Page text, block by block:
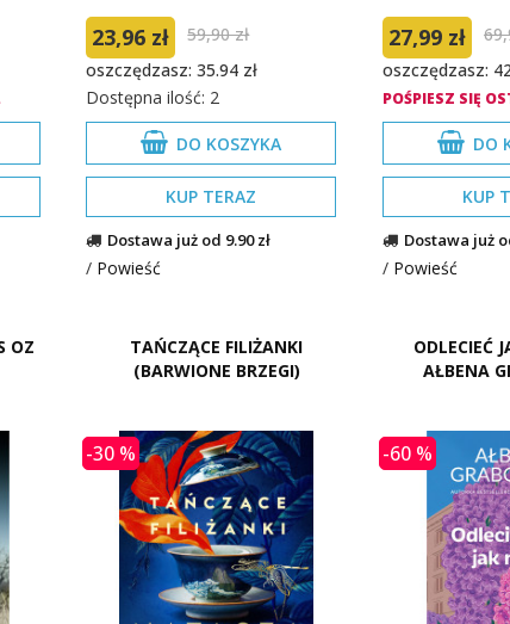
23,96 zł
59,90 zł
oszczędzasz: 35.94 zł
Dostępna ilość: 2
DO KOSZYKA
KUP TERAZ
Dostawa już od 9.90 zł
/ Powieść
27,99 zł
oszczędzasz:
POŚPIESZ SIĘ
DO
KUP
Dostawa już
/ Powieść
OZ
TAŃCZĄCE FILIŻANKI
(BARWIONE BRZEGI)
-30 %
ODLECIEĆ
AŁBENA
-60 %